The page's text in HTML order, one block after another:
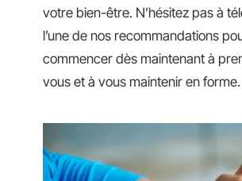
votre bien-être. N’hésitez pas à
l’une de nos recommandations
commencer dès maintenant à
vous et à vous maintenir en forme.